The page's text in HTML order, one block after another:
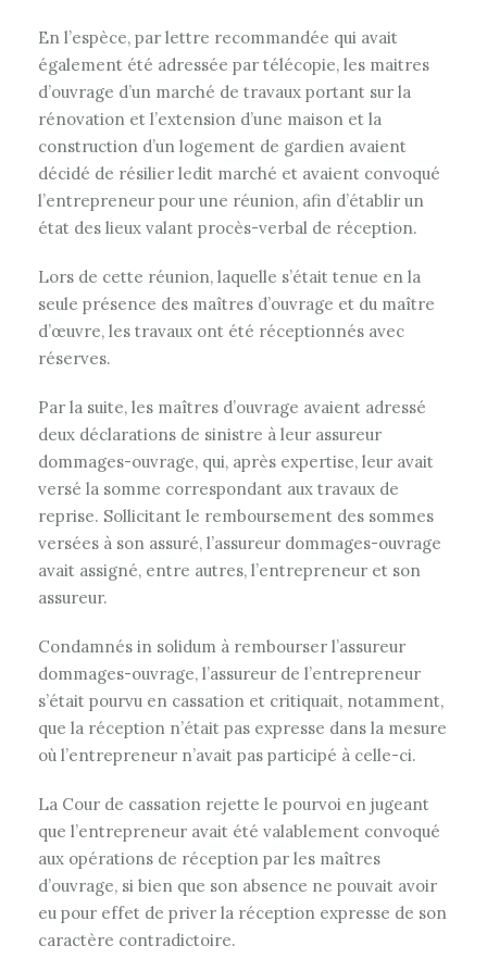
En l’espèce, par lettre recommandée qui avait
également été adressée par télécopie, les maitres
d’ouvrage d’un marché de travaux portant sur la
rénovation et l’extension d’une maison et la
construction d’un logement de gardien avaient
décidé de résilier ledit marché et avaient convoqué
l’entrepreneur pour une réunion, afin d’établir un
état des lieux valant procès-verbal de réception.
Lors de cette réunion, laquelle s’était tenue en la
seule présence des maîtres d’ouvrage et du maître
d’œuvre, les travaux ont été réceptionnés avec
réserves.
Par la suite, les maîtres d’ouvrage avaient adressé
deux déclarations de sinistre à leur assureur
dommages-ouvrage, qui, après expertise, leur avait
versé la somme correspondant aux travaux de
reprise. Sollicitant le remboursement des sommes
versées à son assuré, l’assureur dommages-ouvrage
avait assigné, entre autres, l’entrepreneur et son
assureur.
Condamnés in solidum à rembourser l’assureur
dommages-ouvrage, l’assureur de l’entrepreneur
s’était pourvu en cassation et critiquait, notamment,
que la réception n’était pas expresse dans la mesure
où l’entrepreneur n’avait pas participé à celle-ci.
La Cour de cassation rejette le pourvoi en jugeant
que l’entrepreneur avait été valablement convoqué
aux opérations de réception par les maîtres
d’ouvrage, si bien que son absence ne pouvait avoir
eu pour effet de priver la réception expresse de son
caractère contradictoire.